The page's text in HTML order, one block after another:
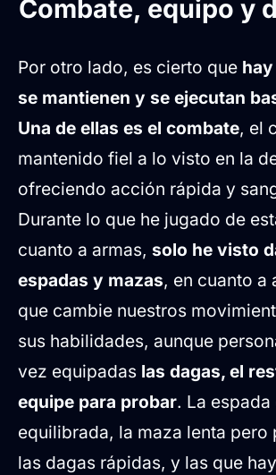
Combate, equipo y
Por otro lado, es cierto que
se mantienen y se ejecutan
Una de ellas es el combate, el
mantenido fiel a lo visto en la
ofreciendo acción rápida y
Durante lo que he jugado de
cuanto a armas, solo he visto
espadas y mazas, en cuanto a
que cambie nuestros
sus habilidades, aunque
vez equipadas las dagas, el
equipe para probar. La espada
equilibrada, la maza lenta pero
las dagas rápidas, y las que